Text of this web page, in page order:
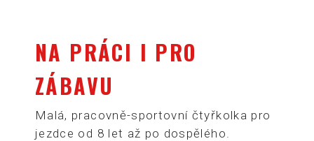
NA PRÁCI I PRO
ZÁBAVU
Malá, pracovně-sportovní čtyřkolka pro
jezdce od 8 let až po dospělého.